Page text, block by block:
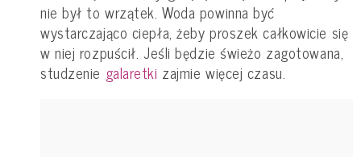
nie był to wrzątek. Woda powinna być
wystarczająco ciepła, żeby proszek całkowicie się
w niej rozpuścił. Jeśli będzie świeżo zagotowana,
studzenie galaretki zajmie więcej czasu.